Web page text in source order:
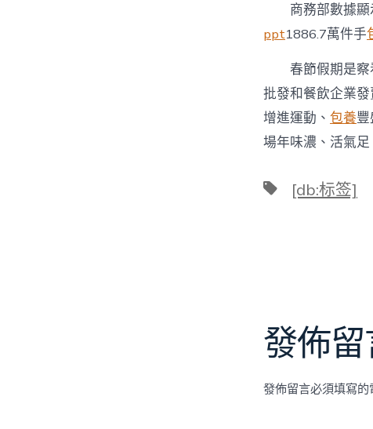
商務部數據
ppt1886.7萬件手
春節假期是
批發和餐飲企業
增進運動、 包養
場年味濃、活氣
標 [db:标签]
發佈
發佈留言必須填寫的